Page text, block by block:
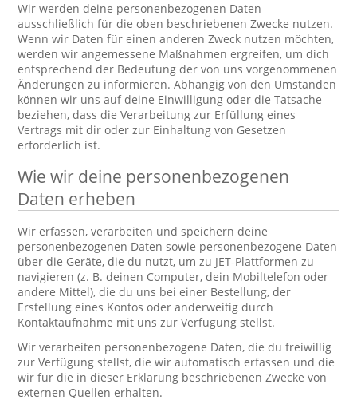
Wir werden deine personenbezogenen Daten
ausschließlich für die oben beschriebenen Zwecke nutzen.
Wenn wir Daten für einen anderen Zweck nutzen möchten,
werden wir angemessene Maßnahmen ergreifen, um dich
entsprechend der Bedeutung der von uns vorgenommenen
Änderungen zu informieren. Abhängig von den Umständen
können wir uns auf deine Einwilligung oder die Tatsache
beziehen, dass die Verarbeitung zur Erfüllung eines
Vertrags mit dir oder zur Einhaltung von Gesetzen
erforderlich ist.
Wie wir deine personenbezogenen
Daten erheben
Wir erfassen, verarbeiten und speichern deine
personenbezogenen Daten sowie personenbezogene Daten
über die Geräte, die du nutzt, um zu JET-Plattformen zu
navigieren (z. B. deinen Computer, dein Mobiltelefon oder
andere Mittel), die du uns bei einer Bestellung, der
Erstellung eines Kontos oder anderweitig durch
Kontaktaufnahme mit uns zur Verfügung stellst.
Wir verarbeiten personenbezogene Daten, die du freiwillig
zur Verfügung stellst, die wir automatisch erfassen und die
wir für die in dieser Erklärung beschriebenen Zwecke von
externen Quellen erhalten.